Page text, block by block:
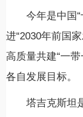
今年是中国
进“2030年前国
高质量共建“一
各自发展目标。
塔吉克斯坦